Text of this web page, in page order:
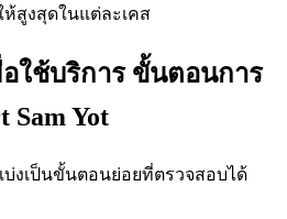
สูงสุดในแต่ละเคส
ใช้บริการ ขั้นตอนการ
Yot
บ่งเป็นขั้นตอนย่อยที่ตรวจสอบได้